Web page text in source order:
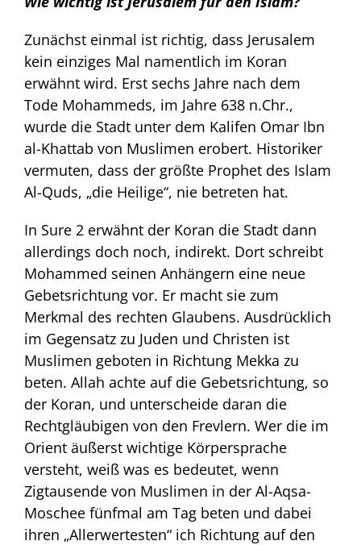
Zunächst einmal ist richtig, dass Jerusalem
kein einziges Mal namentlich im Koran
erwähnt wird. Erst sechs Jahre nach dem
Tode Mohammeds, im Jahre 638 n.Chr.,
wurde die Stadt unter dem Kalifen Omar Ibn
al-Khattab von Muslimen erobert. Historiker
vermuten, dass der größte Prophet des Islam
Al-Quds, „die Heilige“, nie betreten hat.
In Sure 2 erwähnt der Koran die Stadt dann
allerdings doch noch, indirekt. Dort schreibt
Mohammed seinen Anhängern eine neue
Gebetsrichtung vor. Er macht sie zum
Merkmal des rechten Glaubens. Ausdrücklich
im Gegensatz zu Juden und Christen ist
Muslimen geboten in Richtung Mekka zu
beten. Allah achte auf die Gebetsrichtung, so
der Koran, und unterscheide daran die
Rechtgläubigen von den Frevlern. Wer die im
Orient äußerst wichtige Körpersprache
versteht, weiß was es bedeutet, wenn
Zigtausende von Muslimen in der Al-Aqsa-
Moschee fünfmal am Tag beten und dabei
ihren „Allerwertesten“ ich Richtung auf den